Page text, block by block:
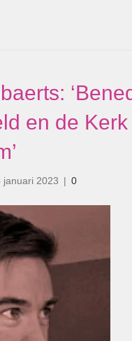
en de
januari 2023 | 0